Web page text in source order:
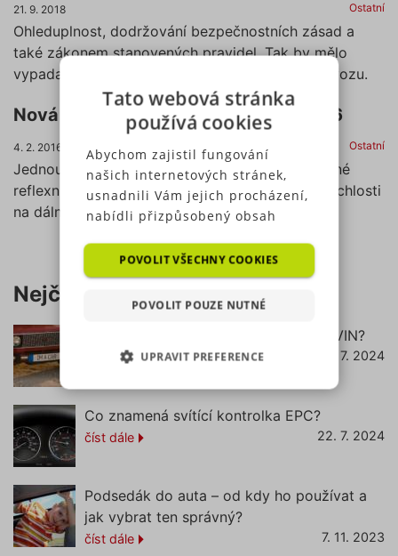
21. 9. 2018 Ostatní
Ohleduplnost, dodržování bezpečnostních zásad a
také zákonem stanovených pravidel. Tak by mělo
vypadat chování všech účastníků silničního provozu.
Nová pravidla silničního provozu 2016
4. 2. 2016 Ostatní
Jednou z dlouho očekávaných změn jsou povinné
reflexní prvky pro chodce. Zvýšení maximální rychlosti
na dálnici a alkohol u cyklistů neprošel.
Nejčtenější články
Jak zjistit pojištění podle RZ (SPZ) a VIN?
číst dále 18. 7. 2024
Co znamená svítící kontrolka EPC?
číst dále 22. 7. 2024
Podsedák do auta – od kdy ho používat a
jak vybrat ten správný?
číst dále 7. 11. 2023
Tato webová stránka
používá cookies
Abychom zajistil fungování
našich internetových stránek,
usnadnili Vám jejich procházení,
nabídli přizpůsobený obsah
analyzovat návštěvnost,
využíváme soubory cookies,
které sdílíme se svými partnery
(výkonové soubory, soubory
využívat pouze s Vaším
předchozím souhlasem, který
cookies pod tlačítkem „Upravit
preference“. Souhlas s použitím
všech těchto typů cookies
POVOLIT VŠECHNY COOKIES
POVOLIT POUZE NUTNÉ
UPRAVIT PREFERENCE
NEZBYTNĚ NUTNÉ SOUBORY
VÝKONOVÉ SOUBORY
FUNKČNÍ SOUBORY